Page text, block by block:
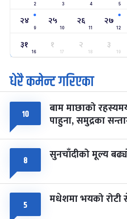
सोम
अन्तराष्ट्रिय नारी दिवस
फाल्गुन २४, २०८३- Mar 8, 2027
२५
मंगल
ग्याल्पो ल्होसार
फाल्गुन २५, २०८३ Mar 9, 2027
७
आइत
पूर्णिमा व्रत
चैत्र ७, २०८३-Mar 21, 2027
८ फागुपूर्णिमा
चैत्र ८, २०८३-Mar 22, 2027
2 3 4 5
२४
9
२५
10
२६
11
२७
12
३१
16
१
17
२
18
३
19
धेरै कमेन्ट गरिएका
१० बाम माछाको
पाहुना, समुद्रका
८ सुनचाँदीको मूल्य
५ मधेशमा भयको रोटी